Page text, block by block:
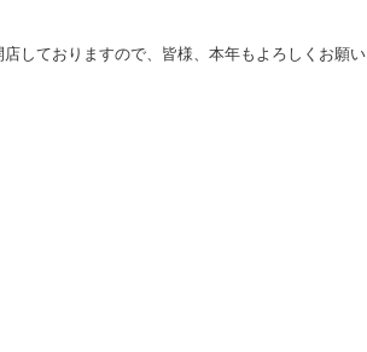
しておりますので、皆様、本年もよろしくお願い